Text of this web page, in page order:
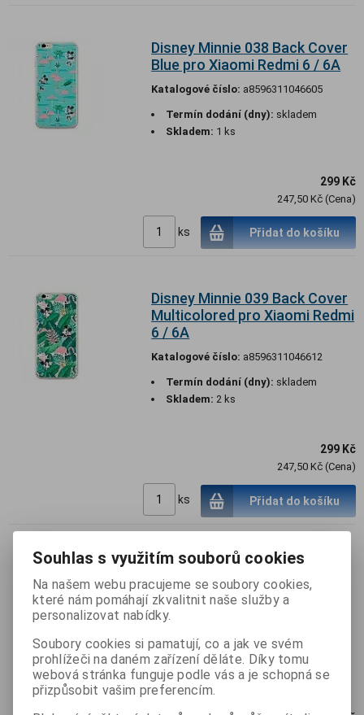
Disney Minnie 038 Back Cover
Blue pro Xiaomi Redmi 6 / 6A
Katalogové číslo: a8596311046605
Termín dodání (dny): skladem
Skladem: 1 ks
299 Kč
247,50 Kč (Cena)
ks Přidat do košíku
Disney Minnie 039 Back Cover
Multicolored pro Xiaomi Redmi
6 / 6A
Katalogové číslo: a8596311046612
Termín dodání (dny): skladem
Skladem: 2 ks
299 Kč
247,50 Kč (Cena)
ks Přidat do košíku
Disney Minnie 042 Back Cover
WHITE bílá barva pro Xiaomi
Redmi 6 / 6A
Katalogové číslo:
Termín dodání (dny):skladem
Skladem:1 ks
Souhlas s využitím souborů cookies
Na našem webu pracujeme se soubory cookies,
které nám pomáhají zkvalitnit naše služby a
personalizovat nabídky.
Soubory cookies si pamatují, co a jak ve svém
prohlížeči na daném zařízení děláte. Díky tomu
webová stránka funguje podle vás a je schopná se
přizpůsobit vašim preferencím.